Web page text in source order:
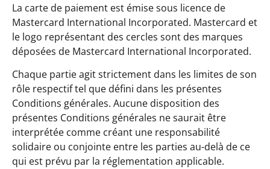
La carte de paiement est émise sous licence de
Mastercard International Incorporated. Mastercard et
le logo représentant des cercles sont des marques
déposées de Mastercard International Incorporated.
Chaque partie agit strictement dans les limites de son
rôle respectif tel que défini dans les présentes
Conditions générales. Aucune disposition des
présentes Conditions générales ne saurait être
interprétée comme créant une responsabilité
solidaire ou conjointe entre les parties au-delà de ce
qui est prévu par la réglementation applicable.